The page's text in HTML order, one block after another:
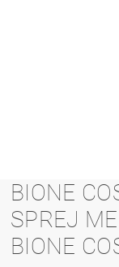
BIONE
SPREJ
BIONE